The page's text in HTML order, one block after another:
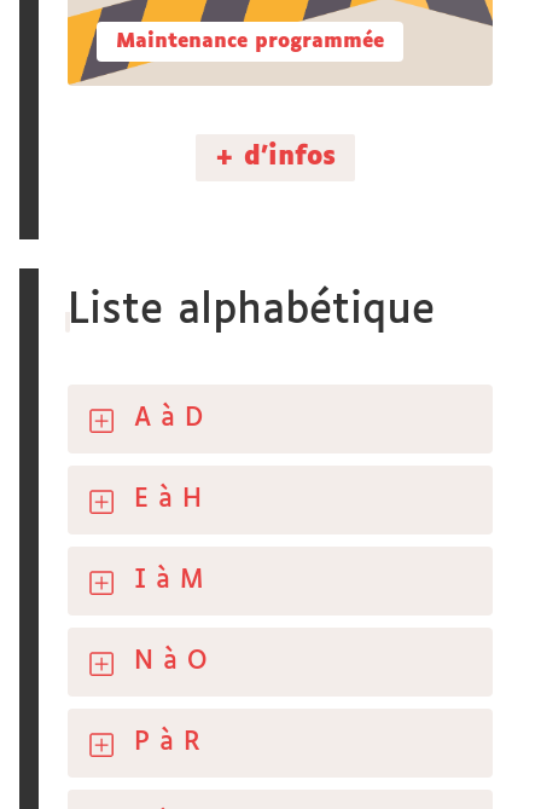
Maintenance programmée
+ d'infos
Liste alphabétique
A à D
E à H
I à M
N à O
P à R